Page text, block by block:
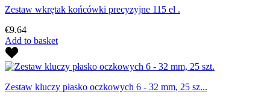
Zestaw wkrętak końcówki precyzyjne 115 el .
€9.64
Add to basket
Zestaw kluczy płasko oczkowych 6 - 32 mm, 25 sz...